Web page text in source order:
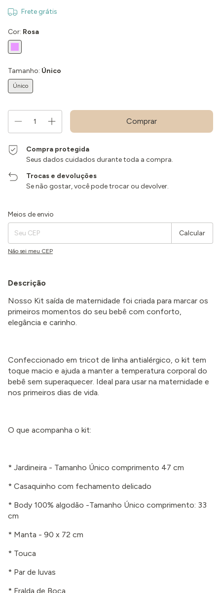
Frete grátis
Cor: Rosa
Tamanho: Único
Único
Compra protegida
Seus dados cuidados durante toda a compra.
Trocas e devoluções
Se não gostar, você pode trocar ou devolver.
Entregas para o CEP:
Meios de envio
Calcular
Não sei meu CEP
Descrição
Nosso Kit saída de maternidade foi criada para marcar os
primeiros momentos do seu bebê com conforto,
elegância e carinho.
Confeccionado em tricot de linha antialérgico, o kit tem
toque macio e ajuda a manter a temperatura corporal do
bebê sem superaquecer. Ideal para usar na maternidade e
nos primeiros dias de vida.
O que acompanha o kit:
* Jardineira - Tamanho Único comprimento 47 cm
* Casaquinho com fechamento delicado
* Body 100% algodão -Tamanho Único comprimento: 33
cm
* Manta - 90 x 72 cm
* Touca
* Par de luvas
* Fralda de Boca